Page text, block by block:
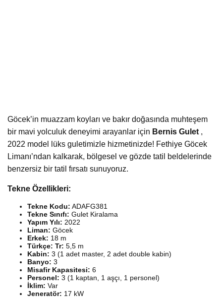
Göcek’in muazzam koyları ve bakır doğasında muhteşem
bir mavi yolculuk deneyimi arayanlar için Bernis Gulet ,
2022 model lüks guletimizle hizmetinizde! Fethiye Göcek
Limanı’ndan kalkarak, bölgesel ve gözde tatil beldelerinde
benzersiz bir tatil fırsatı sunuyoruz.
Tekne Özellikleri:
Tekne Kodu: ADAFG381
Tekne Sınıfı: Gulet Kiralama
Yapım Yılı: 2022
Liman: Göcek
Erkek: 18 m
Türkçe: Tr: 5,5 m
Kabin: 3 (1 adet master, 2 adet double kabin)
Banyo: 3
Misafir Kapasitesi: 6
Personel: 3 (1 kaptan, 1 aşçı, 1 personel)
İklim: Var
Jeneratör: 17 kW